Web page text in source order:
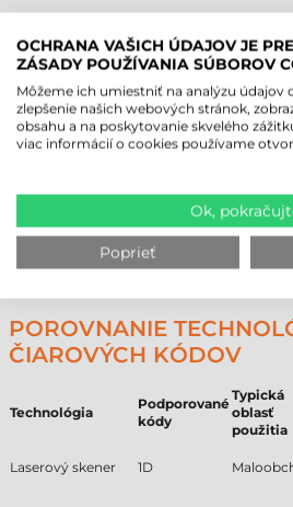
ČÍTAČKA ČIAROVÝCH
FS40 - TECHNICKÉ
Značka
Model
Technológia snímania
Pracovné prostredie
POROVNANIE
ČIAROVÝCH KÓDOV
Technológia
Podporované
kódy
Typická
oblasť
použitia
Laserový skener 1D
OCHRANA VAŠICH ÚDAJOV JE
ZÁSADY POUŽÍVANIA SÚBOROV
Môžeme ich umiestniť na analýzu údajov
zlepšenie našich webových stránok,
obsahu a na poskytovanie skvelého
viac informácií o cookies používame
Ok,
Poprieť